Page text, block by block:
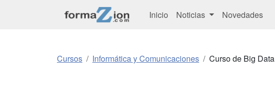
Inicio Noticias Novedades
Cursos Informática y Comunicaciones Curso de Big Data